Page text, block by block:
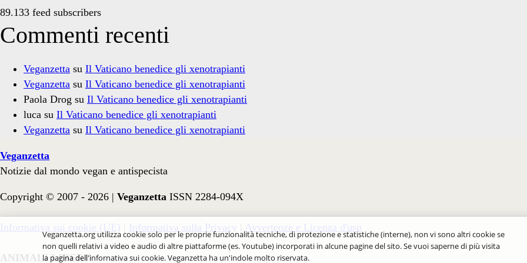
89.133 feed subscribers
Commenti recenti
Veganzetta su Il Vaticano benedice gli xenotrapianti
Veganzetta su Il Vaticano benedice gli xenotrapianti
Paola Drog su Il Vaticano benedice gli xenotrapianti
luca su Il Vaticano benedice gli xenotrapianti
Veganzetta su Il Vaticano benedice gli xenotrapianti
Veganzetta
Notizie dal mondo vegan e antispecista
Copyright © 2007 - 2026 | Veganzetta ISSN 2284-094X
Informativa sui cookie (UE) Informativa sulla Privacy Avvertenze e Licenza d'uso
ANIMALI LIBERI!
Veganzetta.org utilizza cookie solo per le proprie funzionalità tecniche, di protezione e statistiche (interne), non vi sono altri cookie se
non quelli relativi a video e audio di altre piattaforme (es. Youtube) incorporati in alcune pagine del sito. Se vuoi saperne di più visita
la pagina dell'infornativa sui cookie. Veganzetta ha un'indole molto riservata.